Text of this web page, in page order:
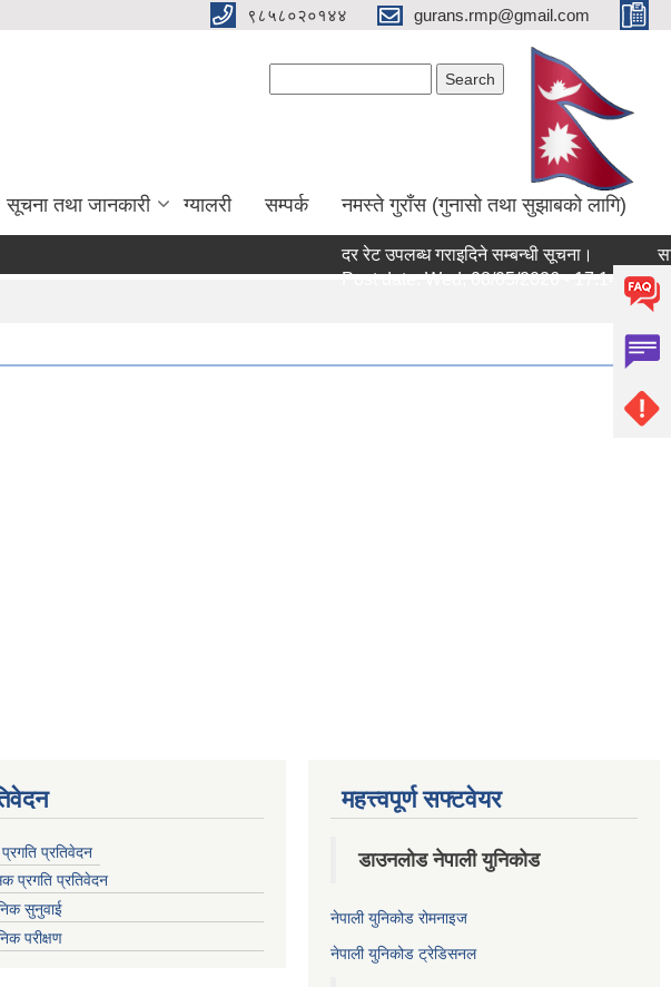
९८५८०२०१४४ gurans.rmp@gmail.com
सूचना तथा जानकारी ग्यालरी सम्पर्क नमस्ते गुराँस (गुनासो तथा सुझाबको लागि)
दर रेट उपलब्ध गराइदिने सम्बन्धी सूचना।
Post date:Wed, 08/05/2026 - 17:14
Post
प्रगति प्रतिवेदन
प्रगति प्रतिवेदन
सुनुवाई
परीक्षण
महत्त्वपूर्ण सफ्टवेयर
डाउनलोड नेपाली युनिकोड
नेपाली युनिकोड रोमनाइज
नेपाली युनिकोड ट्रेडिसनल